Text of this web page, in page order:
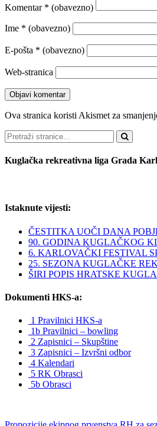
Komentar * (obavezno)
Ime * (obavezno)
E-pošta * (obavezno)
Web-stranica
Ova stranica koristi Akismet za
Pretraži
Kuglačka rekreativna liga Grada
Istaknute vijesti:
ČESTITKA UOČI DANA
90. GODINA KUGLAČKOG
6. KARLOVAČKI FESTIVAL
25. SEZONA KUGLAČKE
ŠIRI POPIS HRATSKE
Dokumenti HKS-a:
1 Pravilnici HKS-a
1b Pravilnici – bowling
2 Zapisnici – Skupštine
3 Zapisnici – Izvršni odbor
4 Kalendari
5 RK Obrasci
5b Obrasci